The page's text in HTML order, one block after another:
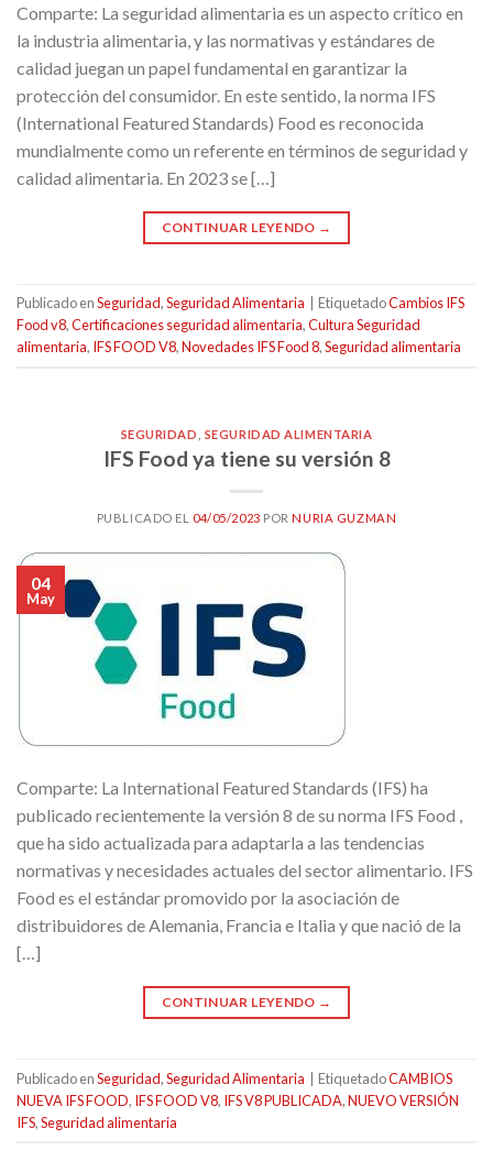
Comparte: La seguridad alimentaria es un aspecto crítico en
la industria alimentaria, y las normativas y estándares de
calidad juegan un papel fundamental en garantizar la
protección del consumidor. En este sentido, la norma IFS
(International Featured Standards) Food es reconocida
mundialmente como un referente en términos de seguridad y
calidad alimentaria. En 2023 se […]
CONTINUAR LEYENDO →
Publicado enSeguridad,Seguridad Alimentaria EtiquetadoCambios IFS
Food v8,Certificaciones seguridad alimentaria,Cultura Seguridad
alimentaria, IFS FOOD V8,Novedades IFS Food 8,Seguridad alimentaria
SEGURIDAD SEGURIDAD ALIMENTARIA
IFS Food ya tiene su versión 8
PUBLICADO EL 04/05/2023 PORNURIA GUZMAN
04
May
Comparte: La International Featured Standards (IFS) ha
publicado recientemente la versión 8 de su norma IFS Food ,
que ha sido actualizada para adaptarla a las tendencias
normativas y necesidades actuales del sector alimentario. IFS
Food es el estándar promovido por la asociación de
distribuidores de Alemania, Francia e Italia y que nació de la
[…]
CONTINUAR LEYENDO →
Publicado enSeguridad,Seguridad Alimentaria EtiquetadoCAMBIOS
NUEVA IFS FOOD, IFS FOOD V8, IFS V8 PUBLICADA,NUEVO VERSIÓN
IFS,Seguridad alimentaria